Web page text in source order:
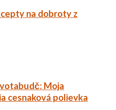
na dobroty z
Moja
cesnaková polievka